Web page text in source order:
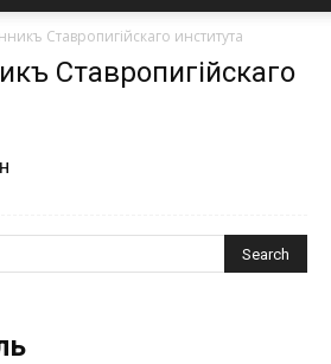
Ставропигійскаго института
Ставропигійскаго